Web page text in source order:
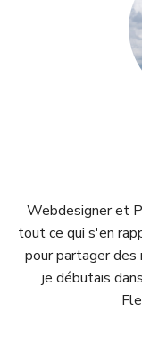
Webdesigner et
tout ce qui s'en
pour partager
je débutais